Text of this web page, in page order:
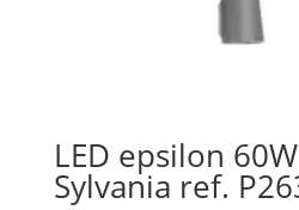
LED epsilon
Sylvania ref.